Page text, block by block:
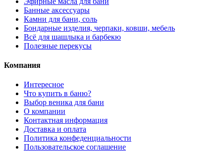
Банные аксессуары
Камни для бани, соль
Бондарные изделия, черпаки, ковши, мебель
Всё для шашлыка и барбекю
Полезные перекусы
Компания
Интересное
Что купить в баню?
Выбор веника для бани
О компании
Контактная информация
Доставка и оплата
Политика конфеденциальности
Пользовательское соглашение